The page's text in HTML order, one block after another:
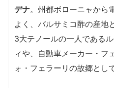
デナ。州都ボローニャから
よく、バルサミコ酢の産地
3大テノールの一人である
ィや、自動車メーカー・フ
ォ・フェラーリの故郷とし